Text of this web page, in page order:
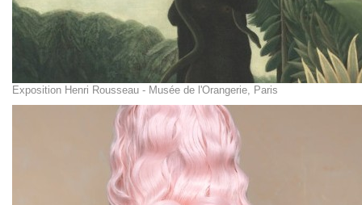
Exposition Henri Rousseau - Musée de l'Orangerie, Paris